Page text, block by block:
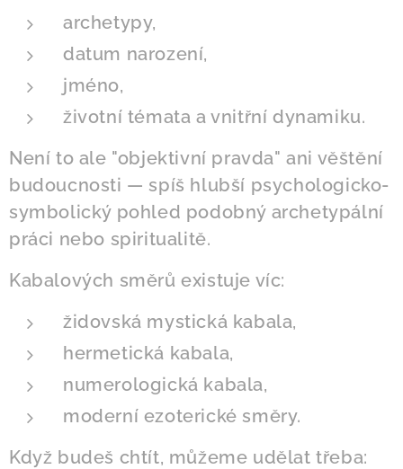
archetypy,
datum narození,
jméno,
životní témata a vnitřní dynamiku.
Není to ale "objektivní pravda" ani věštění
budoucnosti — spíš hlubší psychologicko-
symbolický pohled podobný archetypální
práci nebo spiritualitě.
Kabalových směrů existuje víc:
židovská mystická kabala,
hermetická kabala,
numerologická kabala,
moderní ezoterické směry.
Když budeš chtít, můžeme udělat třeba: